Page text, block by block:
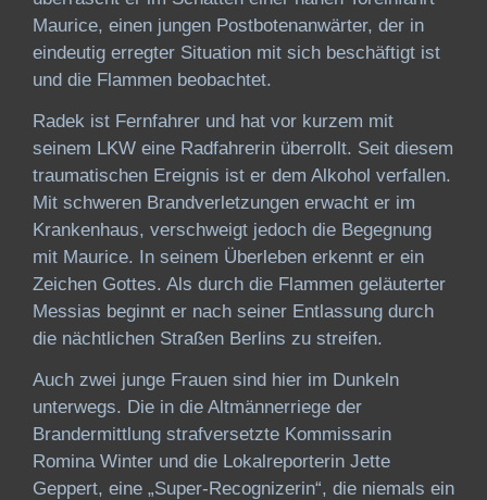
Maurice, einen jungen Postbotenanwärter, der in
eindeutig erregter Situation mit sich beschäftigt ist
und die Flammen beobachtet.
Radek ist Fernfahrer und hat vor kurzem mit
seinem LKW eine Radfahrerin überrollt. Seit diesem
traumatischen Ereignis ist er dem Alkohol verfallen.
Mit schweren Brandverletzungen erwacht er im
Krankenhaus, verschweigt jedoch die Begegnung
mit Maurice. In seinem Überleben erkennt er ein
Zeichen Gottes. Als durch die Flammen geläuterter
Messias beginnt er nach seiner Entlassung durch
die nächtlichen Straßen Berlins zu streifen.
Auch zwei junge Frauen sind hier im Dunkeln
unterwegs. Die in die Altmännerriege der
Brandermittlung strafversetzte Kommissarin
Romina Winter und die Lokalreporterin Jette
Geppert, eine „Super-Recognizerin“, die niemals ein